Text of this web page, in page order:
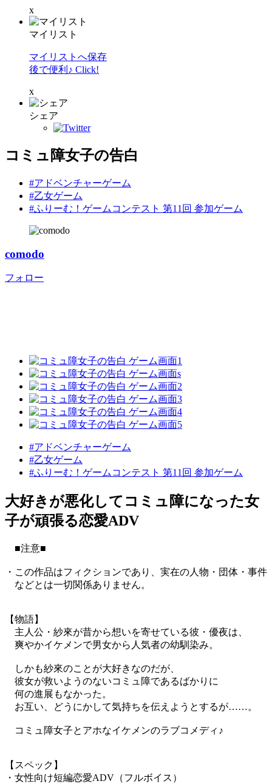
x
マイリスト
マイリストへ保存
後で便利♪ Click!
x
シェア
コミュ障女子の告白
#アドベンチャーゲーム
#乙女ゲーム
#ふりーむ！ゲームコンテスト 第11回 参加ゲーム
comodo
フォロー
#アドベンチャーゲーム
#乙女ゲーム
#ふりーむ！ゲームコンテスト 第11回 参加ゲーム
大好きが悪化してコミュ障になった女
子が頑張る恋愛ADV
■注意■
・この作品はフィクションであり、実在の人物・団体・事件
などとは一切関係ありません。
【物語】
主人公・紗來が昔から想いを寄せている彼・優夜は、
爽やかイケメンで男女から人気者の幼馴染み。
しかも紗來のことが大好きなのだが、
彼女が救いようのないコミュ障であるばかりに
何の進展もなかった。
お互い、どうにかして気持ちを伝えようとするが……。
コミュ障女子とアホなイケメンのラブコメディ♪
【スペック】
・女性向け短編恋愛ADV（フルボイス）